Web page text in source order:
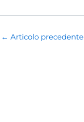
← Articolo precedente